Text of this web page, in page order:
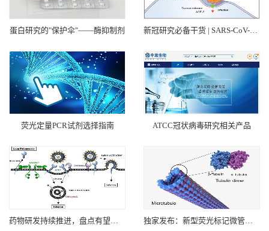
蛋白研究的"保护伞"——酶抑制剂 新冠研究必备干货 | SARS-CoV-2 编码蛋白一网打尽
荧光定量PCR试剂选择指南 ATCC冠状病毒研究相关产品
药物研发持续推进，盘点有望制服新冠肺炎的四大招数 独家发布：新型荧光标记微管探针，无需洗脱